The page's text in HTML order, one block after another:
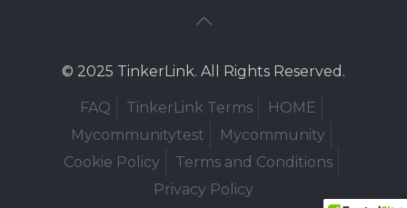
© 2025 TinkerLink. All Rights Reserved.
FAQ TinkerLink Terms
HOME
Mycommunitytest
Mycommunity
Cookie Policy
Terms and Conditions
Privacy Policy